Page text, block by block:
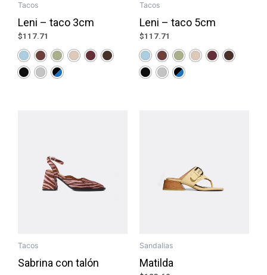
Tacos
Leni – taco 3cm
$117.71
Tacos
Leni – taco 5cm
$117.71
Tacos
Sabrina con talón
Sandalias
Matilda